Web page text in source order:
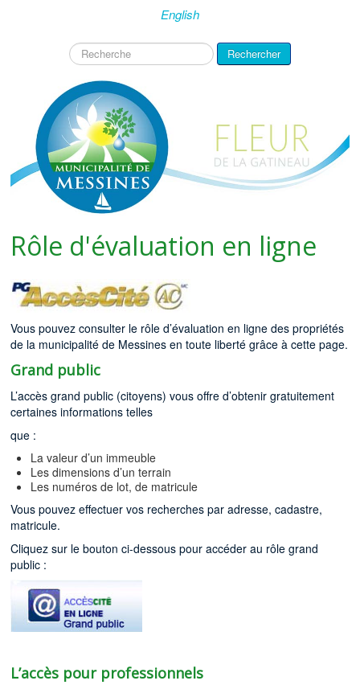
English
Rechercher Rechercher
Rôle d'évaluation en ligne
Vous pouvez consulter le rôle d’évaluation en ligne des propriétés
de la municipalité de Messines en toute liberté grâce à cette page.
Grand public
L’accès grand public (citoyens) vous offre d’obtenir gratuitement
certaines informations telles
que :
La valeur d’un immeuble
Les dimensions d’un terrain
Les numéros de lot, de matricule
Vous pouvez effectuer vos recherches par adresse, cadastre,
matricule.
Cliquez sur le bouton ci-dessous pour accéder au rôle grand
public :
L’accès pour professionnels